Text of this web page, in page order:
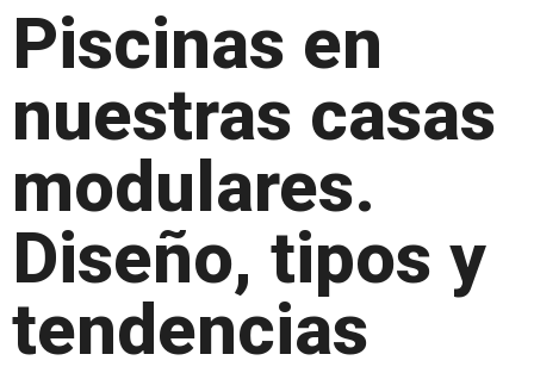
Piscinas en
nuestras casas
modulares.
Diseño, tipos y
tendencias